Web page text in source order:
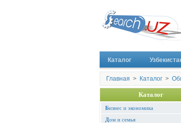
Каталог
Главная > Каталог >
Каталог
Бизнес и экономика
Дом и семья